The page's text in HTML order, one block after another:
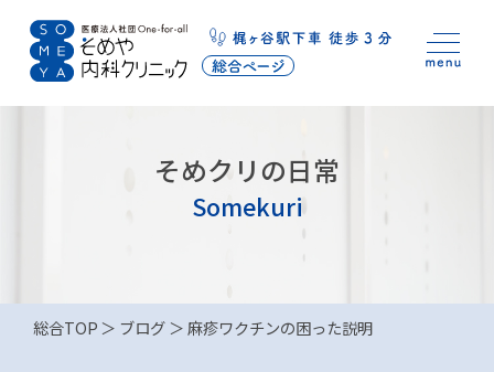
そめクリの日常
Somekuri
総合TOP ブログ 麻疹ワクチンの困った説明